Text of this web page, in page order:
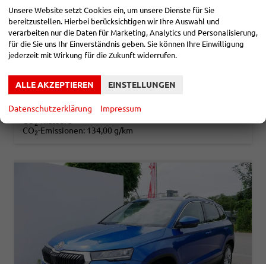
unverbindliche Lieferzeit: ca. 3-6 Monate Neuwagen
Fahrzeugnr. 860244 Getriebe Schalt. 6-Gang
Kraftstoff Benzin Leistung 85 kW (116 PS)
28.090,– € DETAILS
Verbrauch kombiniert:5,90 l/100km
CO2-Klasse:D
CO2-Emissionen: 134,00 g/km
Unsere Website setzt Cookies ein, um unsere Dienste für Sie
bereitzustellen. Hierbei berücksichtigen wir Ihre Auswahl und
verarbeiten nur die Daten für Marketing, Analytics und Personalisierung,
für die Sie uns Ihr Einverständnis geben. Sie können Ihre Einwilligung
jederzeit mit Wirkung für die Zukunft widerrufen.
ALLE AKZEPTIEREN EINSTELLUNGEN
Datenschutzerklärung Impressum